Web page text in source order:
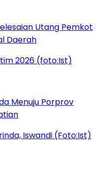
Utang Pemkot
Daerah
Menuju Porprov